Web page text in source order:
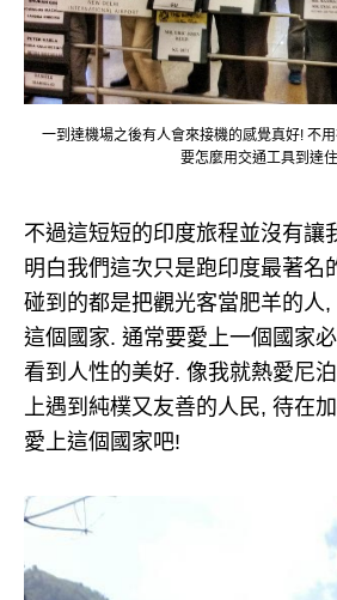
一到達機場之後有人會來接機的感覺真好! 不
要怎麼用交通工具到達
不過這短短的印度旅程並沒有讓
明白我們這次只是跑印度最著名
碰到的都是把觀光客當肥羊的人
這個國家. 通常要愛上一個國家
看到人性的美好. 像我就熱愛尼
上遇到純樸又友善的人民, 待在
愛上這個國家吧!